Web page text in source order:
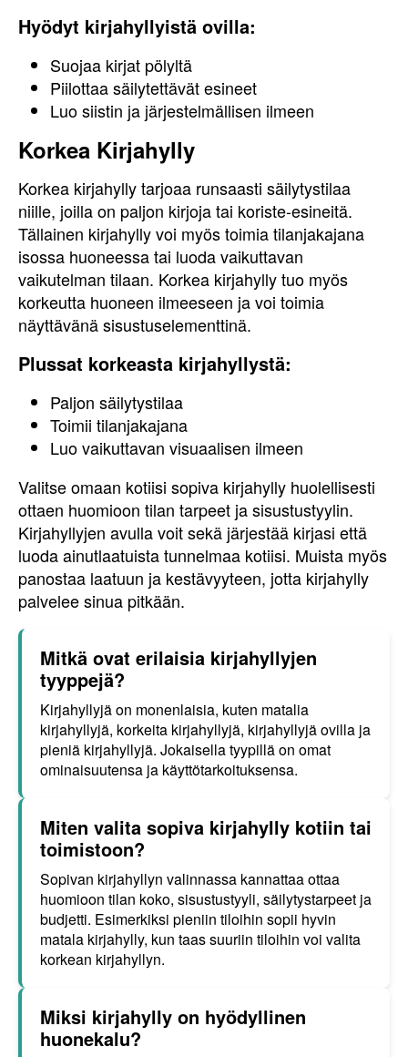
Hyödyt kirjahyllyistä ovilla:
Suojaa kirjat pölyltä
Piilottaa säilytettävät esineet
Luo siistin ja järjestelmällisen ilmeen
Korkea Kirjahylly
Korkea kirjahylly tarjoaa runsaasti säilytystilaa
niille, joilla on paljon kirjoja tai koriste-esineitä.
Tällainen kirjahylly voi myös toimia tilanjakajana
isossa huoneessa tai luoda vaikuttavan
vaikutelman tilaan. Korkea kirjahylly tuo myös
korkeutta huoneen ilmeeseen ja voi toimia
näyttävänä sisustuselementtinä.
Plussat korkeasta kirjahyllystä:
Paljon säilytystilaa
Toimii tilanjakajana
Luo vaikuttavan visuaalisen ilmeen
Valitse omaan kotiisi sopiva kirjahylly huolellisesti
ottaen huomioon tilan tarpeet ja sisustustyylin.
Kirjahyllyjen avulla voit sekä järjestää kirjasi että
luoda ainutlaatuista tunnelmaa kotiisi. Muista myös
panostaa laatuun ja kestävyyteen, jotta kirjahylly
palvelee sinua pitkään.
Mitkä ovat erilaisia kirjahyllyjen
tyyppejä?
Kirjahyllyjä on monenlaisia, kuten matalia
kirjahyllyjä, korkeita kirjahyllyjä, kirjahyllyjä ovilla ja
pieniä kirjahyllyjä. Jokaisella tyypillä on omat
ominaisuutensa ja käyttötarkoituksensa.
Miten valita sopiva kirjahylly kotiin tai
toimistoon?
Sopivan kirjahyllyn valinnassa kannattaa ottaa
huomioon tilan koko, sisustustyyli, säilytystarpeet ja
budjetti. Esimerkiksi pieniin tiloihin sopii hyvin
matala kirjahylly, kun taas suuriin tiloihin voi valita
korkean kirjahyllyn.
Miksi kirjahylly on hyödyllinen
huonekalu?